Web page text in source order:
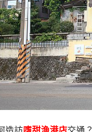
造訪嗜甜漁港店交通？